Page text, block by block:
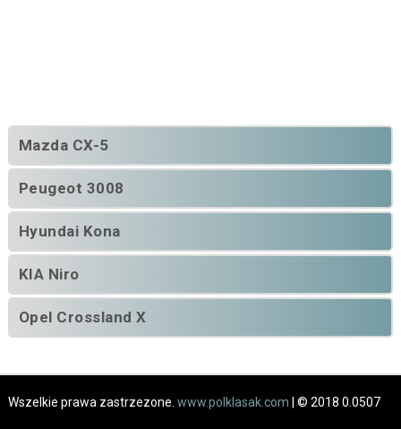
Mazda CX-5
Peugeot 3008
Hyundai Kona
KIA Niro
Opel Crossland X
Wszelkie prawa zastrzezone. www.polklasak.com | © 2018 0.0507